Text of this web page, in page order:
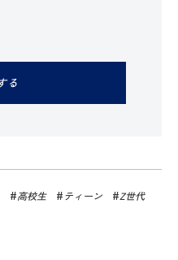
高校生 ティーン
Z世代